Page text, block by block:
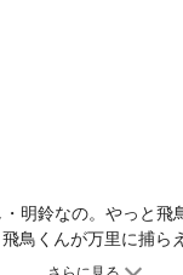
明鈴なの。やっと飛
鳥くんが万里に捕ら
を暴くと、なんと男